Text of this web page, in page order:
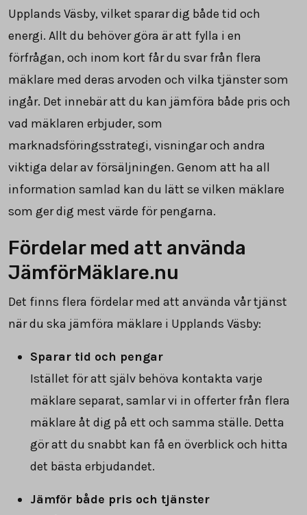
Upplands Väsby, vilket sparar dig både tid och
energi. Allt du behöver göra är att fylla i en
förfrågan, och inom kort får du svar från flera
mäklare med deras arvoden och vilka tjänster som
ingår. Det innebär att du kan jämföra både pris och
vad mäklaren erbjuder, som
marknadsföringsstrategi, visningar och andra
viktiga delar av försäljningen. Genom att ha all
information samlad kan du lätt se vilken mäklare
som ger dig mest värde för pengarna.
Fördelar med att använda
JämförMäklare.nu
Det finns flera fördelar med att använda vår tjänst
när du ska jämföra mäklare i Upplands Väsby:
Sparar tid och pengar
Istället för att själv behöva kontakta varje
mäklare separat, samlar vi in offerter från flera
mäklare åt dig på ett och samma ställe. Detta
gör att du snabbt kan få en överblick och hitta
det bästa erbjudandet.
Jämför både pris och tjänster